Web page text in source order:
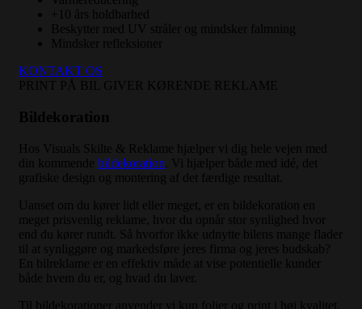
+10 års holdbarhed
Beskytter med UV stråler og mindsker falmning
Mindsker refleksioner
KONTAKT OS
PRINT PÅ BIL GIVER KØRENDE REKLAME
Bildekoration
Hos Visuals Skilte & Reklame hjælper vi dig hele vejen med
din kommende bildekoration . Vi hjælper både med idé, det
grafiske design og montering af det færdige resultat.
Uanset om du kører lidt eller meget, er en bildekoration en
meget prisvenlig reklame, hvor du opnår stor synlighed hvor
end du kører rundt. Så hvorfor ikke udnytte bilens mange flader
til at synliggøre og markedsføre jeres firma og jeres budskab?
En bilreklame er en effektiv måde at vise potentielle kunder
både hvem du er, og hvad du laver.
Til bildekorationer anvender vi kun folier og print i høj kvalitet,